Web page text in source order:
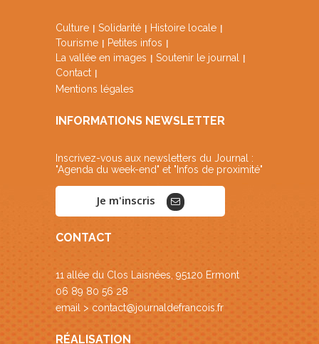
Culture Solidarité
Histoire locale
Tourisme
Petites infos
La vallée en images
Soutenir le journal
Contact
Mentions légales
INFORMATIONS NEWSLETTER
Inscrivez-vous aux newsletters du Journal :
"Agenda du week-end" et "Infos de proximité"
Je m'inscris
CONTACT
11 allée du Clos Laisnées, 95120 Ermont
06 89 80 56 28
email > contact@journaldefrancois.fr
RÉALISATION